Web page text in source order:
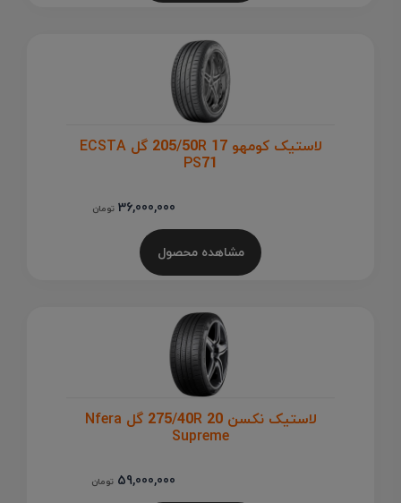
لاستیک کومهو 205/50R 17 گل ECSTA
PS71
36,000,000 تومان
مشاهده محصول
لاستیک نکسن 275/40R 20 گل Nfera
Supreme
59,000,000 تومان